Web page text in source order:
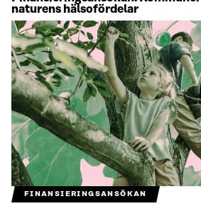
naturens hälsofördelar
FINANSIERINGSANSÖKAN